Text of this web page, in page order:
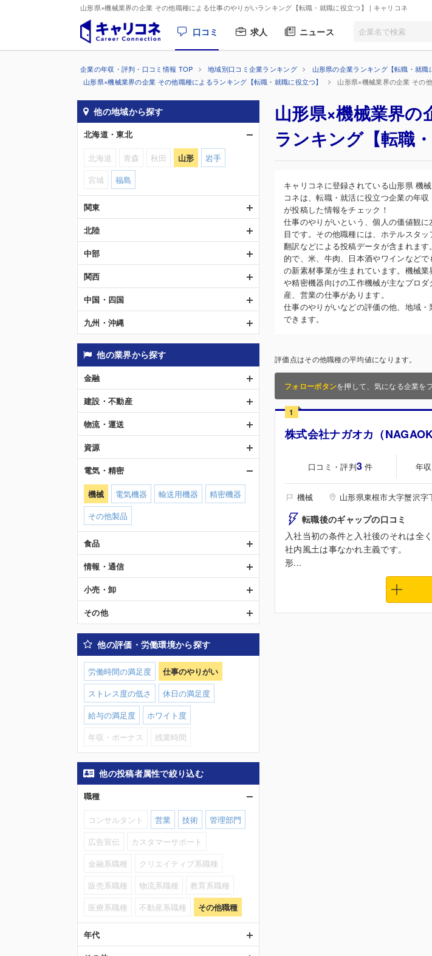
山形県×機械業界の企業 その他職種による仕事のやりがいランキング【転職・就職に役立つ】 | キャリコネ
口コミ 求人 ニュース
企業の年収・評判・口コミ情報 TOP 地域別口コミ企業ランキング 山形県の企業ランキング【転職・就職
山形県×機械業界の企業 その他職種によるランキング【転職・就職に役立つ】
山形県×機械業界の企業 その
山形県×機械業界
ランキング【転職
キャリコネに登録されている山形県 機
コネは、転職・就活に役立つ企業の年
が投稿した情報をチェック！
仕事のやりがいという、個人の価値観
目です。その他職種には、ホテルスタ
翻訳などによる投稿データが含まれま
的で、米、牛肉、日本酒やワインなど
の新素材事業が生まれています。機械
や精密機器向けの工作機械が主なプロ
産、営業の仕事があります。
仕事のやりがいなどの評価の他、地域
できます。
評価点はその他職種の平均値になります。
フォローボタンを押して、気になる企業を
1
株式会社ナガオカ（
口コミ・評判3 件 年
機械 山形県東根市大字蟹沢字
転職後のギャップの口コミ
入社当初の条件と入社後のそれは全
社内風土は事なかれ主義です。
形...
他の地域から探す
北海道・東北
北海道 青森 秋田 山形
岩手
宮城
福島
関東
北陸
中部
関西
中国・四国
九州・沖縄
他の業界から探す
金融
建設・不動産
物流・運送
資源
電気・精密
機械 電気機器 輸送用機器
精密機器
その他製品
食品
情報・通信
小売・卸
その他
他の評価・労働環境から探す
労働時間の満足度
仕事のやりがい
ストレス度の低さ
休日の満足度
給与の満足度
ホワイト度
年収・ボーナス
残業時間
他の投稿者属性で絞り込む
職種
コンサルタント 営業 技術
管理部門
広告宣伝
カスタマーサポート
金融系職種
クリエイティブ系職種
販売系職種
物流系職種
教育系職種
医療系職種
不動産系職種 その他職種
年代